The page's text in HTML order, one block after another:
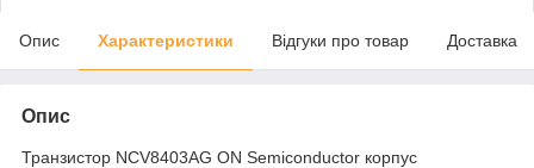
Опис Характеристики Відгуки про товар Доставка
Опис
Транзистор NCV8403AG ON Semiconductor корпус